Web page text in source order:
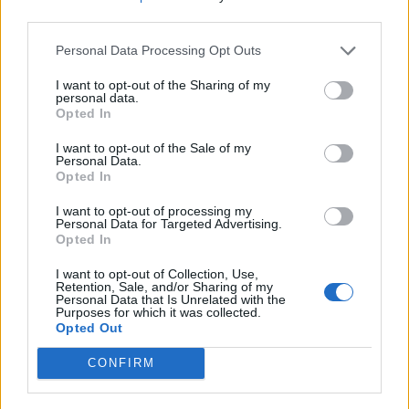
Personal Data Processing Opt Outs
I want to opt-out of the Sharing of my
personal data.
Opted In
I want to opt-out of the Sale of my
Personal Data.
Opted In
I want to opt-out of processing my
Personal Data for Targeted Advertising.
Opted In
I want to opt-out of Collection, Use,
Retention, Sale, and/or Sharing of my
Personal Data that Is Unrelated with the
Purposes for which it was collected.
Opted Out
CONFIRM